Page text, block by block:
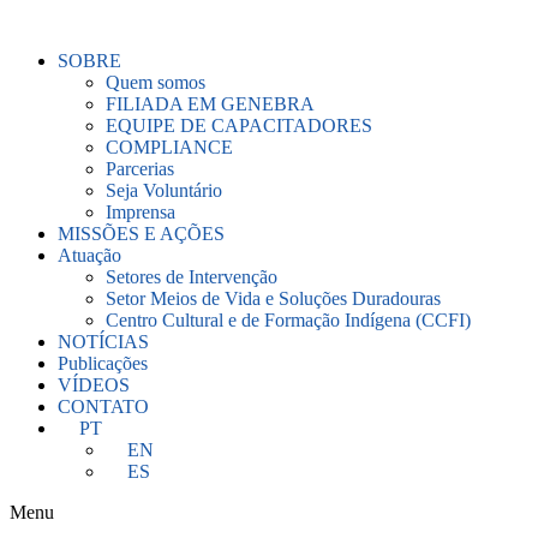
SOBRE
Quem somos
FILIADA EM GENEBRA
EQUIPE DE CAPACITADORES
COMPLIANCE
Parcerias
Seja Voluntário
Imprensa
MISSÕES E AÇÕES
Atuação
Setores de Intervenção
Setor Meios de Vida e Soluções Duradouras
Centro Cultural e de Formação Indígena (CCFI)
NOTÍCIAS
Publicações
VÍDEOS
CONTATO
PT
EN
ES
Menu